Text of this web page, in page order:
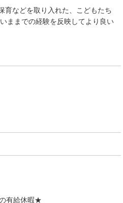
育などを取り入れた、こどもたち
ままでの経験を反映してより良い
有給休暇★